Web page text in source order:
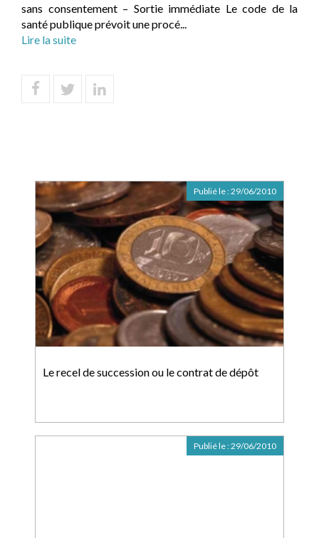
sans consentement – Sortie immédiate Le code de la
santé publique prévoit une procé...
Lire la suite
Le recel de succession ou le contrat de dépôt
Publié le :29/06/2010
Publié le :29/06/2010